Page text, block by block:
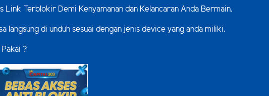
Link Terblokir Demi Kenyamanan dan Kelancaran Anda Bermain.
langsung di unduh sesuai dengan jenis device yang anda miliki.
?